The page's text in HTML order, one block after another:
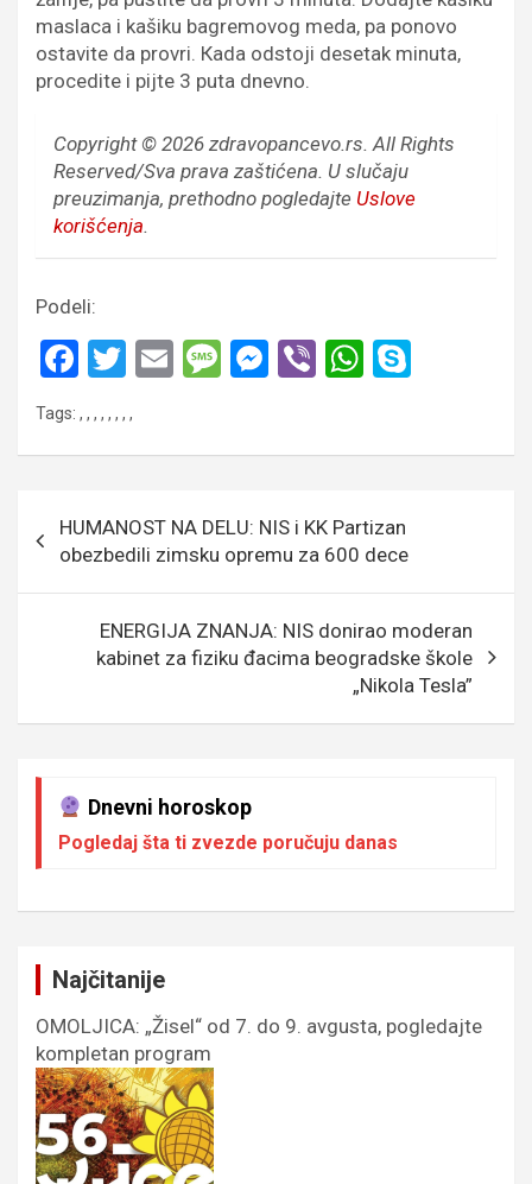
maslaca i kašiku bagremovog meda, pa ponovo
ostavite da provri. Кada odstoji desetak minuta,
procedite i pijte 3 puta dnevno.
Copyright © 2026 zdravopancevo.rs. All Rights
Reserved/Sva prava zaštićena. U slučaju
preuzimanja, prethodno pogledajte Uslove
korišćenja.
Podeli:
F
ce
o
o
k
T
tt
E
M
g
e
M
g
er
Vi W
A
p
p
Tags: , , , , , , , ,
чланка
HUMANOST NA DELU: NIS i KK Partizan
obezbedili zimsku opremu za 600 dece
ENERGIJA ZNANJA: NIS donirao moderan
kabinet za fiziku đacima beogradske škole
„Nikola Tesla”
Dnevni horoskop
Pogledaj šta ti zvezde poručuju danas
Najčitanije
OMOLJICA: „Žisel“ od 7. do 9. avgusta, pogledajte
kompletan program